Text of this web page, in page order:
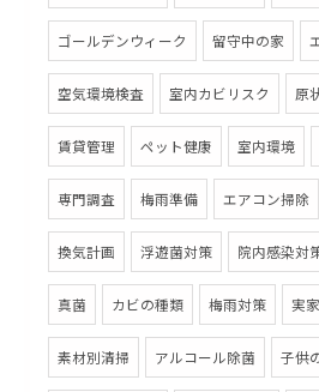
ゴールデンウィーク 留守中の家
空気環境検査 室内カビリスク 原
賃貸管理 ペット健康 室内環境
専門調査 梅雨準備 エアコン掃除
換気計画 浮遊菌対策 院内感染対
真菌 カビの種類 梅雨対策 実
素材別清掃 アルコール除菌 子供